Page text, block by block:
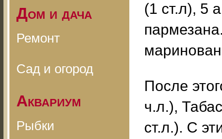
Дом и дача
Ремонт
Сад и огород
Аквариум
Рыбки
(1 ст.л), 5
После
ч.л.),
ст.л.). С